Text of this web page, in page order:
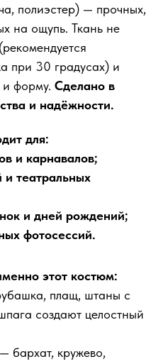
полиэстер) — прочных,
на ощупь. Ткань не
при 30 градусах) и
и форму. Сделано в
и надёжности.
для:
и карнавалов;
и театральных
и дней рождений;
фотосессий.
этот костюм:
плащ, штаны с
создают целостный
— бархат, кружево,